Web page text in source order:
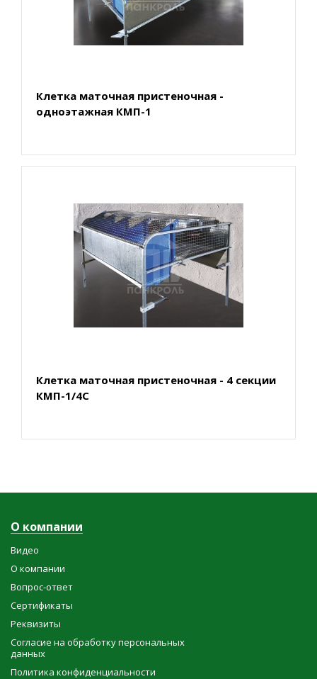
Клетка маточная пристеночная -
одноэтажная КМП-1
Клетка маточная пристеночная - 4 секции
КМП-1/4С
О компании
Видео
О компании
Вопрос-ответ
Сертификаты
Реквизиты
Согласие на обработку персональных
данных
Политика конфиденциальности